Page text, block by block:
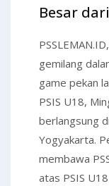
Besar
gemilang
game pekan
PSIS U18,
berlangsung
Yogyakarta.
membawa
atas PSIS